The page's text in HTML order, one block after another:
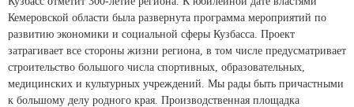
Кемеровской области была развернута программа мероприятий по
развитию экономики и социальной сферы Кузбасса. Проект
затрагивает все стороны жизни региона, в том числе предусматривает
строительство большого числа спортивных, образовательных,
медицинских и культурных учреждений. Мы рады быть причастными
к большому делу родного края. Производственная площадка